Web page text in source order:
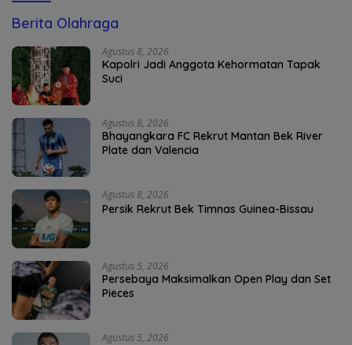
Berita Olahraga
Agustus 8, 2026
Kapolri Jadi Anggota Kehormatan Tapak
Suci
Agustus 8, 2026
Bhayangkara FC Rekrut Mantan Bek River
Plate dan Valencia
Agustus 8, 2026
Persik Rekrut Bek Timnas Guinea-Bissau
Agustus 5, 2026
Persebaya Maksimalkan Open Play dan Set
Pieces
Agustus 5, 2026